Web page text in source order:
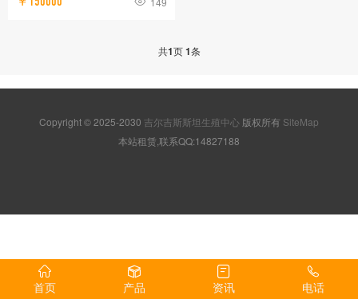
共1页1条
Copyright © 2025-2030 吉尔吉斯斯坦生殖中心 版权所有 SiteMap
本站租赁,联系QQ:14827188
首页 产品 资讯 电话